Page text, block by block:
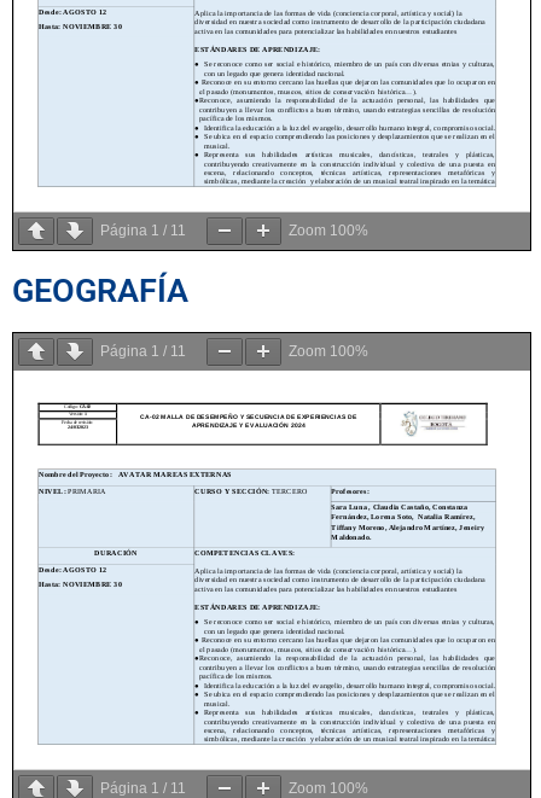
Página 1 / 11 Zoom 100%
GEOGRAFÍA
Página 1 / 11 Zoom 100%
Página 1 / 11 Zoom 100%